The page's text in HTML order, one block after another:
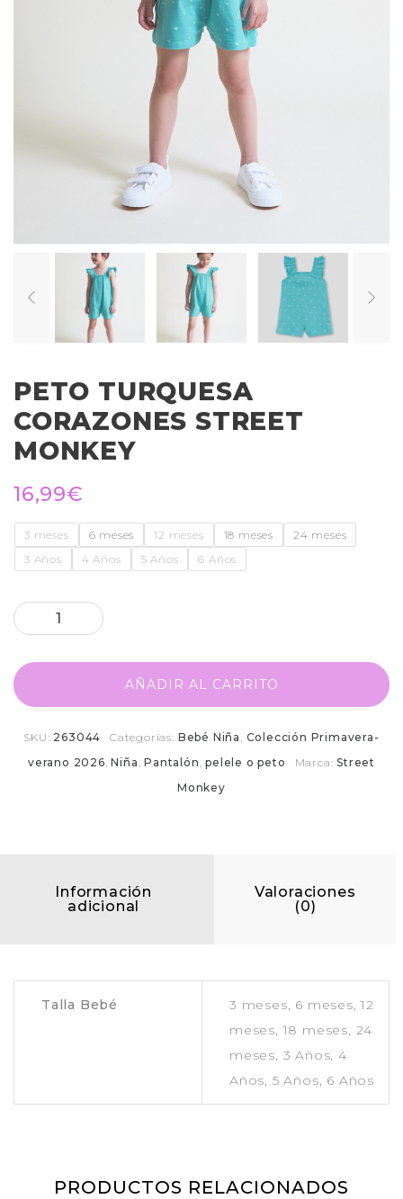
PETO TURQUESA
CORAZONES STREET
MONKEY
16,99€
3 meses 6 meses 12 meses 18 meses
24 meses
3 Años
4 Años 5 Años 6 Años
AÑADIR AL CARRITO
SKU: 263044 Categorías: Bebé Niña Colección Primavera-
verano 2026 ,Niña ,Pantalón ,pelele o peto Marca:Street
Monkey
Información
adicional
Valoraciones
(0)
Talla Bebé
3 meses, 6 meses, 12
meses, 18 meses, 24
meses, 3 Años, 4
Años, 5 Años, 6 Años
PRODUCTOS RELACIONADOS